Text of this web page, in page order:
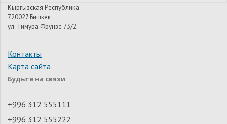
Кыргызская Республика
720027 Бишкек
ул. Тимура Фрунзе 73/2
Контакты
Карта сайта
Будьте на связи
+996 312 555111
+996 312 555222